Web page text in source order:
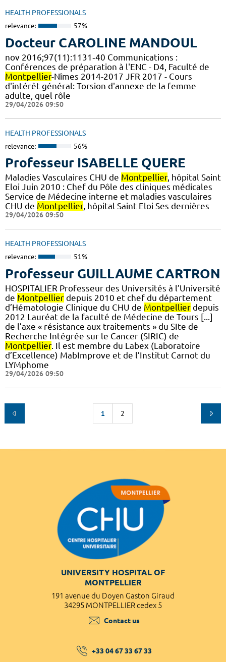
HEALTH PROFESSIONALS
relevance: 57%
Docteur CAROLINE MANDOUL
nov 2016;97(11):1131‑40 Communications :
Conférences de préparation à l'ENC - D4, Faculté de
Montpellier-Nîmes 2014-2017 JFR 2017 - Cours
d'intérêt général: Torsion d'annexe de la femme
adulte, quel rôle
29/04/2026 09:50
HEALTH PROFESSIONALS
relevance: 56%
Professeur ISABELLE QUERE
Maladies Vasculaires CHU de Montpellier, hôpital Saint
Eloi Juin 2010 : Chef du Pôle des cliniques médicales
Service de Médecine interne et maladies vasculaires
CHU de Montpellier, hôpital Saint Eloi Ses dernières
29/04/2026 09:50
HEALTH PROFESSIONALS
relevance: 51%
Professeur GUILLAUME CARTRON
HOSPITALIER Professeur des Universités à l’Université
de Montpellier depuis 2010 et chef du département
d’Hématologie Clinique du CHU de Montpellier depuis
2012 Lauréat de la faculté de Médecine de Tours [...]
de l’axe « résistance aux traitements » du SIte de
Recherche Intégrée sur le Cancer (SIRIC) de
Montpellier. Il est membre du Labex (Laboratoire
d’Excellence) MabImprove et de l’Institut Carnot du
LYMphome
29/04/2026 09:50
1 2
UNIVERSITY HOSPITAL OF
MONTPELLIER
191 avenue du Doyen Gaston Giraud
34295 MONTPELLIER cedex 5
Contact us
+33 04 67 33 67 33